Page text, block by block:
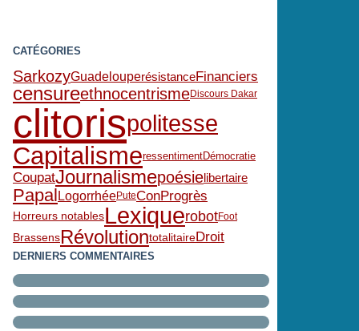
CATÉGORIES
SarkozyGuadelouperésistanceFinanciers
censureethnocentrismeDiscours Dakar
clitorispolitesse
CapitalismeressentimentDémocratie
CoupatJournalismepoésielibertaire
Papal LogorrhéePuteConProgrès
Horreurs notablesLexiquerobotFoot
BrassensRévolutiontotalitaireDroit
DERNIERS COMMENTAIRES